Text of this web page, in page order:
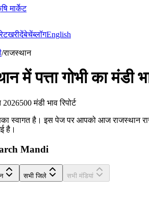
मार्केट
खरीदेंबेचेंब्लॉगEnglish
/राजस्थान
मेंपत्ता गोभीका मंडी
2026500 मंडी भाव रिपोर्ट
स्वागत है। इस पेज पर आपको आज राजस्थान
है।
Mandi
सभी जिले
सभी मंडियां